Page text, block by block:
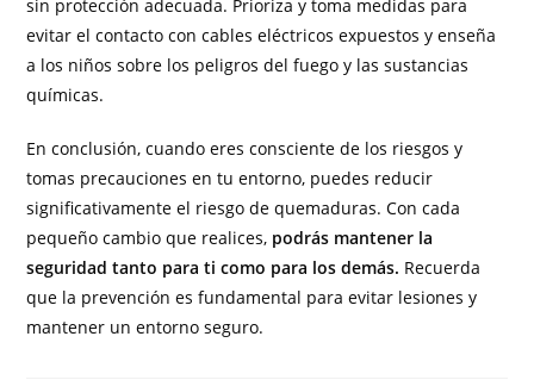
sin protección adecuada. Prioriza y toma medidas para
evitar el contacto con cables eléctricos expuestos y enseña
a los niños sobre los peligros del fuego y las sustancias
químicas.
En conclusión, cuando eres consciente de los riesgos y
tomas precauciones en tu entorno, puedes reducir
significativamente el riesgo de quemaduras. Con cada
pequeño cambio que realices, podrás mantener la
seguridad tanto para ti como para los demás. Recuerda
que la prevención es fundamental para evitar lesiones y
mantener un entorno seguro.